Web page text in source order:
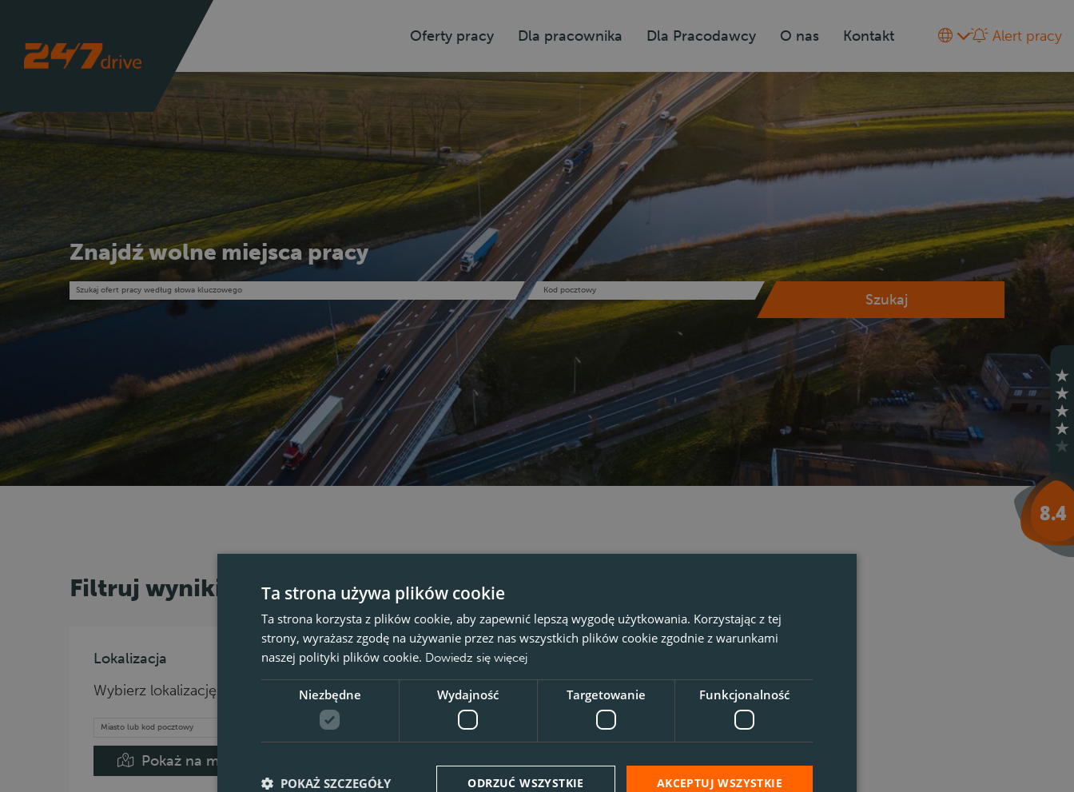
Oferty pracy Dla pracownika Dla Pracodawcy O nas Kontakt Alert pracy
Znajdź wolne miejsca pracy
Szukaj
Filtruj wyniki
Lokalizacja
Wybierz lokalizację
Szukaj
Pokaż na mapie
Wszystkie oferty pracy
No results
Nie znaleziono żadnych wyników
Ta strona używa plików cookie
Ta strona korzysta z plików cookie, aby zapewnić lepszą wygodę użytkowania. Korzystając z tej
strony, wyrażasz zgodę na używanie przez nas wszystkich plików cookie zgodnie z warunkami
naszej polityki plików cookie. Dowiedz się więcej
Niezbędne Wydajność Targetowanie Funkcjonalność
AKCEPTUJ WSZYSTKIE
ODRZUĆ WSZYSTKIE
POKAŻ SZCZEGÓŁY